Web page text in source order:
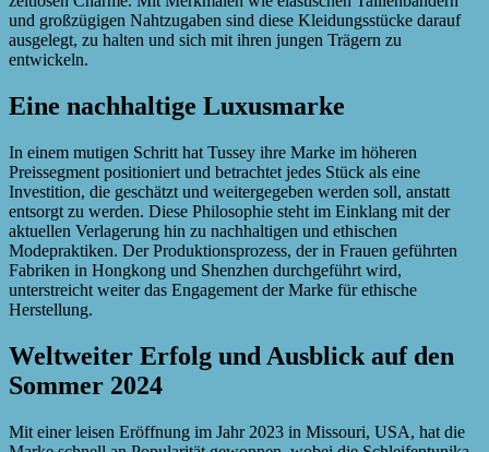
und großzügigen Nahtzugaben sind diese Kleidungsstücke darauf
ausgelegt, zu halten und sich mit ihren jungen Trägern zu
entwickeln.
Eine nachhaltige Luxusmarke
In einem mutigen Schritt hat Tussey ihre Marke im höheren
Preissegment positioniert und betrachtet jedes Stück als eine
Investition, die geschätzt und weitergegeben werden soll, anstatt
entsorgt zu werden. Diese Philosophie steht im Einklang mit der
aktuellen Verlagerung hin zu nachhaltigen und ethischen
Modepraktiken. Der Produktionsprozess, der in Frauen geführten
Fabriken in Hongkong und Shenzhen durchgeführt wird,
unterstreicht weiter das Engagement der Marke für ethische
Herstellung.
Weltweiter Erfolg und Ausblick auf den
Sommer 2024
Mit einer leisen Eröffnung im Jahr 2023 in Missouri, USA, hat die